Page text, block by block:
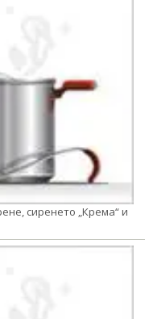
сиренето „Крема“ и